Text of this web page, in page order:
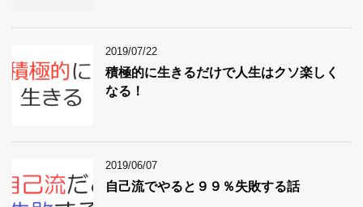
2019/07/22
積極的に生きるだけで人生はクソ楽しく
なる！
2019/06/07
自己流でやると９９％失敗する話